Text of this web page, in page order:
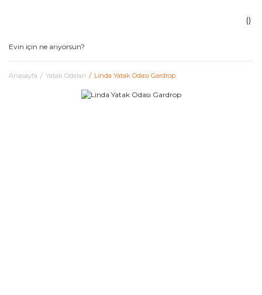
Anasayfa Yatak Odaları Linda Yatak Odası Gardrop